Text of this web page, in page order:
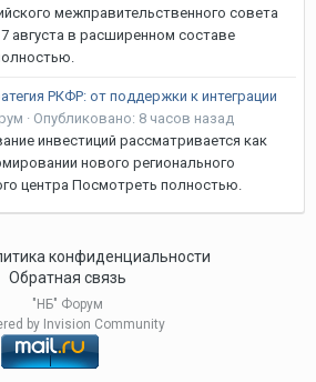
межправительственного совета
августа в расширенном составе
РКФР: от поддержки к интеграции
· Опубликовано: 8 часов назад
инвестиций рассматривается как
нового регионального
центра Посмотреть полностью.
конфиденциальности
Обратная связь
"НБ" Форум
by Invision Community